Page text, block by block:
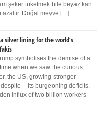
şeker tüketmek bile beyaz kan
Doğal meyve […]
silver lining for the world’s
symbolises the demise of a
when we saw the curious
the US, growing stronger
– its burgeoning deficits.
influx of two billion workers –